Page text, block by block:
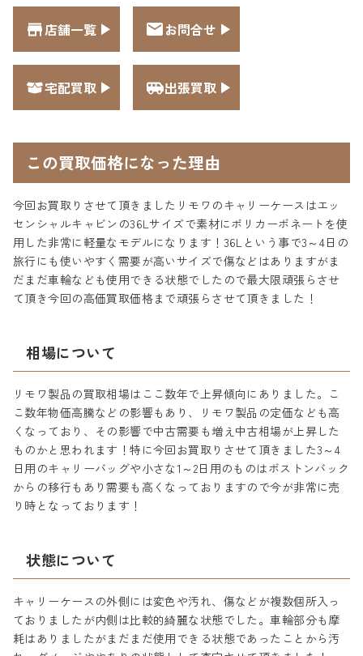
店舗一覧 お問合せ
宅配買取 出張買取
この買取価格になった理由
今回お買取りさせて頂きましたリモワのキャリーケースはエッ
センシャルキャビンの36Lサイズで素材にポリカーボネートを使
用した非常に軽量なモデルになります！36Lという事で3～4日の
旅行にも使いやすく需要が高いサイズで傷などはありますがま
だまだ車輪なども使用できる状態でしたので最大限頑張らさせ
て頂き今回の高価買取価格まで頑張らさせて頂きました！
相場について
リモワ製品の買取相場はここ数年で上昇傾向にありました。こ
こ数年物価高騰などの影響もあり、リモワ製品の定価なども高
くなっており、その影響で中古需要も増え中古相場が上昇した
ものかと思われます！特に今回お買取りさせて頂きました3～4
日用のキャリーバッグや小さな1～2日用のものはボストンバック
からの移行もあり需要も高くなっておりますので今が非常に売
り時となっております！
状態について
キャリーケースの外側には変色や汚れ、傷などが複数個所入っ
ておりましたが内側は比較的綺麗な状態でした。車輪部分も摩
耗はありましたがまだまだ使用できる状態であったことから汚